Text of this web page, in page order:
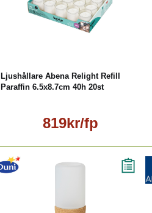
Ljushållare Abena Relight Refill
Paraffin 6.5x8.7cm 40h 20st
819kr/fp